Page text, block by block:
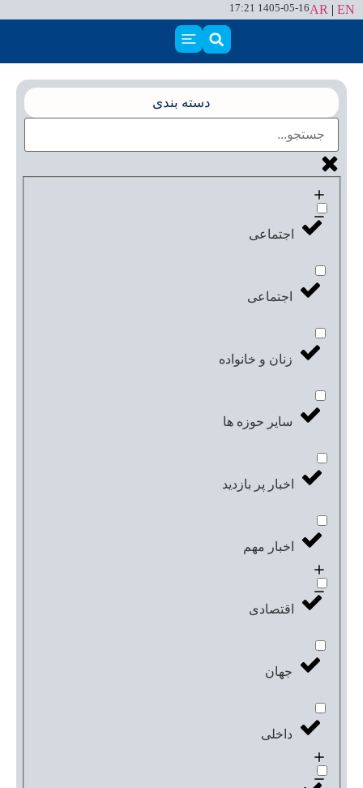
AR | EN
1405-05-16 17:21
دسته بندی
اجتماعی
اجتماعی
زنان و خانواده
سایر حوزه ها
اخبار پر بازدید
اخبار مهم
اقتصادی
جهان
داخلی